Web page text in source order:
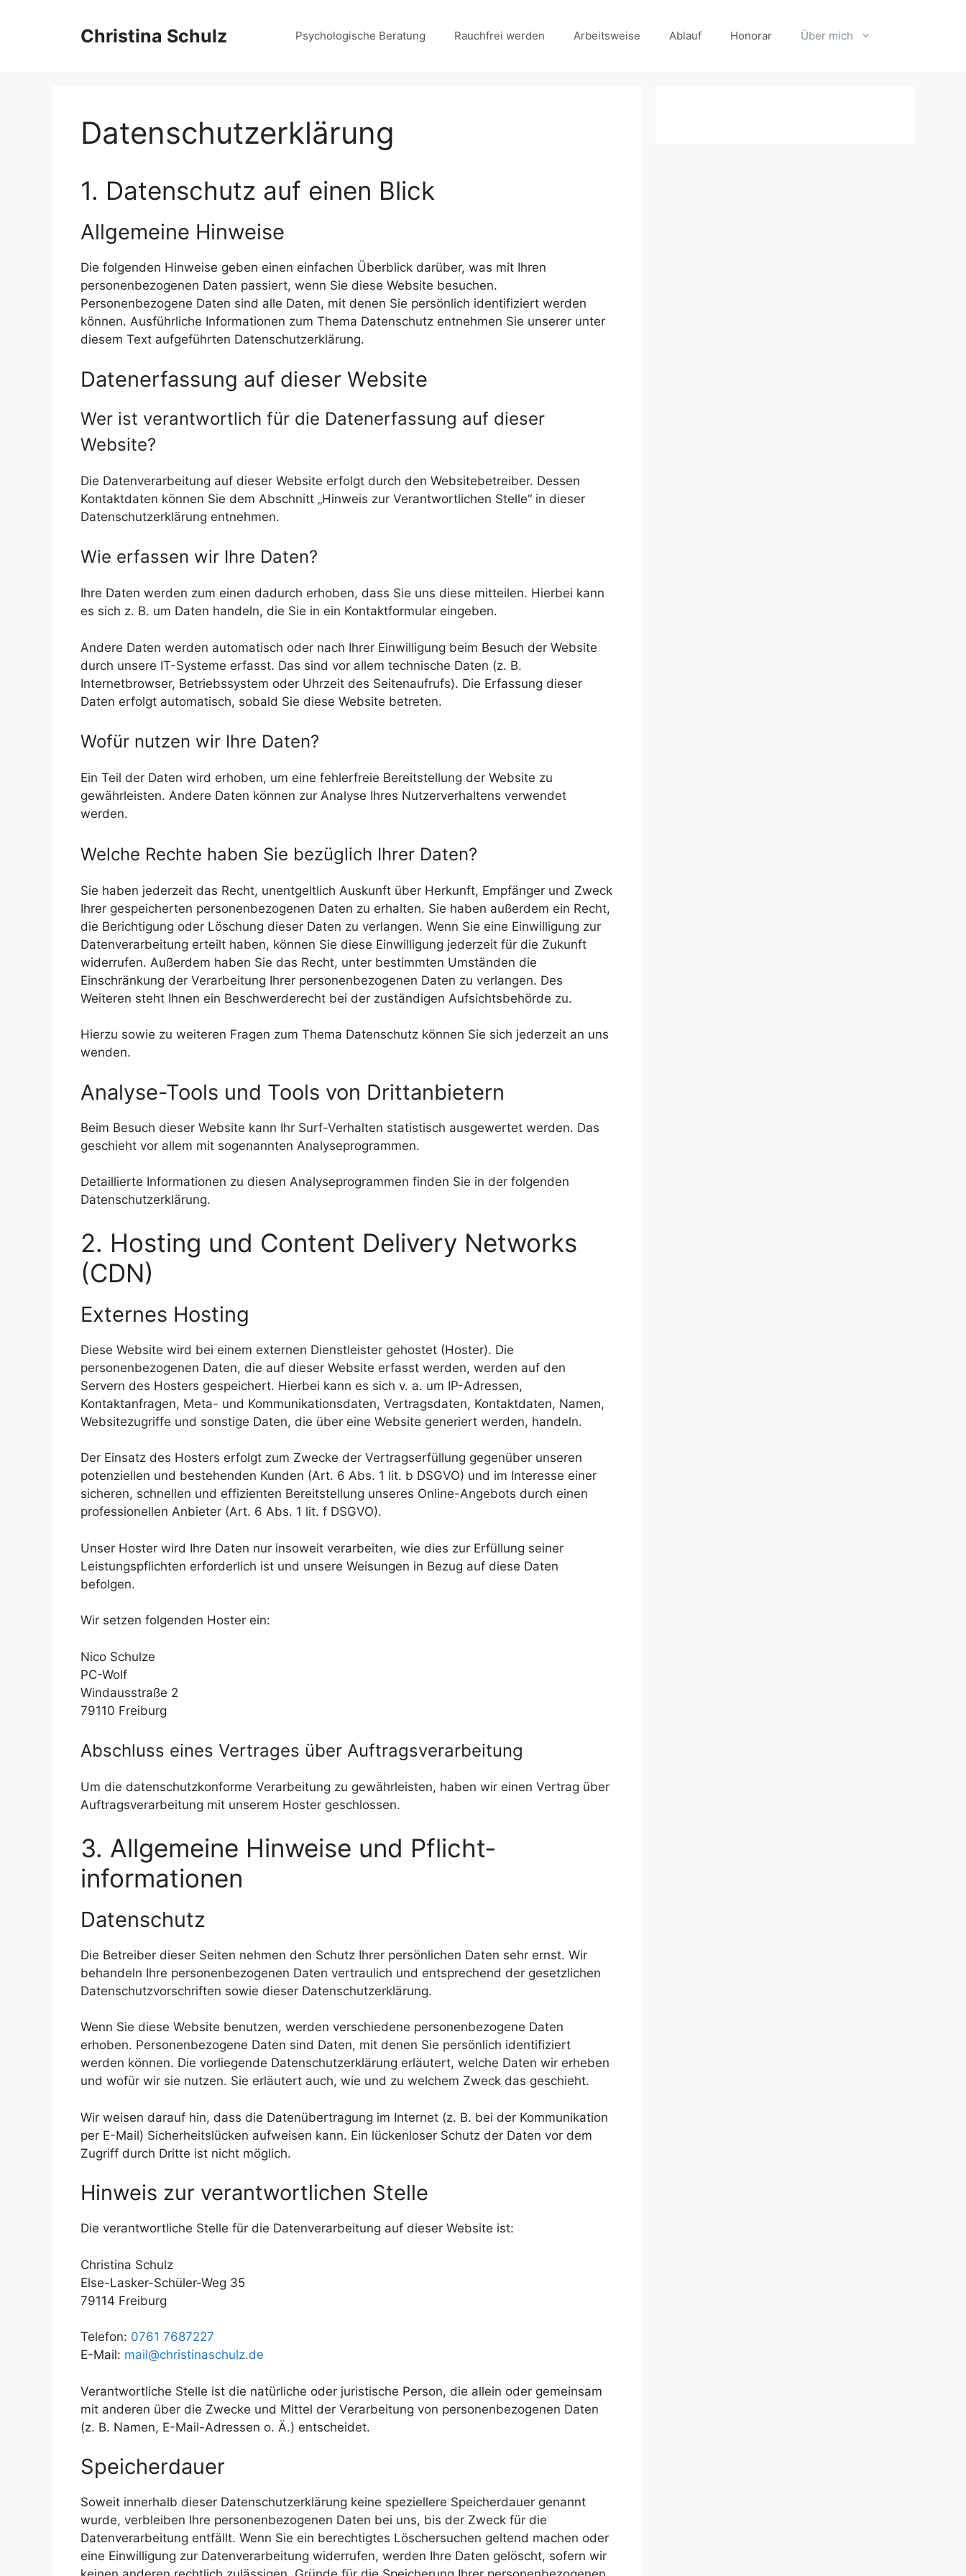
Christina Schulz Psychologische Beratung Rauchfrei werden Arbeitsweise Ablauf Honorar Über mich
Datenschutzerklärung
1. Datenschutz auf einen Blick
Allgemeine Hinweise
Die folgenden Hinweise geben einen einfachen Überblick darüber, was mit Ihren
personenbezogenen Daten passiert, wenn Sie diese Website besuchen.
Personenbezogene Daten sind alle Daten, mit denen Sie persönlich identifiziert werden
können. Ausführliche Informationen zum Thema Datenschutz entnehmen Sie unserer unter
diesem Text aufgeführten Datenschutzerklärung.
Datenerfassung auf dieser Website
Wer ist verantwortlich für die Datenerfassung auf dieser
Website?
Die Datenverarbeitung auf dieser Website erfolgt durch den Websitebetreiber. Dessen
Kontaktdaten können Sie dem Abschnitt „Hinweis zur Verantwortlichen Stelle“ in dieser
Datenschutzerklärung entnehmen.
Wie erfassen wir Ihre Daten?
Ihre Daten werden zum einen dadurch erhoben, dass Sie uns diese mitteilen. Hierbei kann
es sich z. B. um Daten handeln, die Sie in ein Kontaktformular eingeben.
Andere Daten werden automatisch oder nach Ihrer Einwilligung beim Besuch der Website
durch unsere IT-Systeme erfasst. Das sind vor allem technische Daten (z. B.
Internetbrowser, Betriebssystem oder Uhrzeit des Seitenaufrufs). Die Erfassung dieser
Daten erfolgt automatisch, sobald Sie diese Website betreten.
Wofür nutzen wir Ihre Daten?
Ein Teil der Daten wird erhoben, um eine fehlerfreie Bereitstellung der Website zu
gewährleisten. Andere Daten können zur Analyse Ihres Nutzerverhaltens verwendet
werden.
Welche Rechte haben Sie bezüglich Ihrer Daten?
Sie haben jederzeit das Recht, unentgeltlich Auskunft über Herkunft, Empfänger und Zweck
Ihrer gespeicherten personenbezogenen Daten zu erhalten. Sie haben außerdem ein Recht,
die Berichtigung oder Löschung dieser Daten zu verlangen. Wenn Sie eine Einwilligung zur
Datenverarbeitung erteilt haben, können Sie diese Einwilligung jederzeit für die Zukunft
widerrufen. Außerdem haben Sie das Recht, unter bestimmten Umständen die
Einschränkung der Verarbeitung Ihrer personenbezogenen Daten zu verlangen. Des
Weiteren steht Ihnen ein Beschwerderecht bei der zuständigen Aufsichtsbehörde zu.
Hierzu sowie zu weiteren Fragen zum Thema Datenschutz können Sie sich jederzeit an uns
wenden.
Analyse-Tools und Tools von Dritt­anbietern
Beim Besuch dieser Website kann Ihr Surf-Verhalten statistisch ausgewertet werden. Das
geschieht vor allem mit sogenannten Analyseprogrammen.
Detaillierte Informationen zu diesen Analyseprogrammen finden Sie in der folgenden
Datenschutzerklärung.
2. Hosting und Content Delivery Networks
(CDN)
Externes Hosting
Diese Website wird bei einem externen Dienstleister gehostet (Hoster). Die
personenbezogenen Daten, die auf dieser Website erfasst werden, werden auf den
Servern des Hosters gespeichert. Hierbei kann es sich v. a. um IP-Adressen,
Kontaktanfragen, Meta- und Kommunikationsdaten, Vertragsdaten, Kontaktdaten, Namen,
Websitezugriffe und sonstige Daten, die über eine Website generiert werden, handeln.
Der Einsatz des Hosters erfolgt zum Zwecke der Vertragserfüllung gegenüber unseren
potenziellen und bestehenden Kunden (Art. 6 Abs. 1 lit. b DSGVO) und im Interesse einer
sicheren, schnellen und effizienten Bereitstellung unseres Online-Angebots durch einen
professionellen Anbieter (Art. 6 Abs. 1 lit. f DSGVO).
Unser Hoster wird Ihre Daten nur insoweit verarbeiten, wie dies zur Erfüllung seiner
Leistungspflichten erforderlich ist und unsere Weisungen in Bezug auf diese Daten
befolgen.
Wir setzen folgenden Hoster ein:
Nico Schulze
PC-Wolf
Windausstraße 2
79110 Freiburg
Abschluss eines Vertrages über Auftragsverarbeitung
Um die datenschutzkonforme Verarbeitung zu gewährleisten, haben wir einen Vertrag über
Auftragsverarbeitung mit unserem Hoster geschlossen.
3. Allgemeine Hinweise und Pflicht­
informationen
Datenschutz
Die Betreiber dieser Seiten nehmen den Schutz Ihrer persönlichen Daten sehr ernst. Wir
behandeln Ihre personenbezogenen Daten vertraulich und entsprechend der gesetzlichen
Datenschutzvorschriften sowie dieser Datenschutzerklärung.
Wenn Sie diese Website benutzen, werden verschiedene personenbezogene Daten
erhoben. Personenbezogene Daten sind Daten, mit denen Sie persönlich identifiziert
werden können. Die vorliegende Datenschutzerklärung erläutert, welche Daten wir erheben
und wofür wir sie nutzen. Sie erläutert auch, wie und zu welchem Zweck das geschieht.
Wir weisen darauf hin, dass die Datenübertragung im Internet (z. B. bei der Kommunikation
per E-Mail) Sicherheitslücken aufweisen kann. Ein lückenloser Schutz der Daten vor dem
Zugriff durch Dritte ist nicht möglich.
Hinweis zur verantwortlichen Stelle
Die verantwortliche Stelle für die Datenverarbeitung auf dieser Website ist:
Christina Schulz
Else-Lasker-Schüler-Weg 35
79114 Freiburg
Telefon: 0761 7687227
E-Mail: mail@christinaschulz.de
Verantwortliche Stelle ist die natürliche oder juristische Person, die allein oder gemeinsam
mit anderen über die Zwecke und Mittel der Verarbeitung von personenbezogenen Daten
(z. B. Namen, E-Mail-Adressen o. Ä.) entscheidet.
Speicherdauer
Soweit innerhalb dieser Datenschutzerklärung keine speziellere Speicherdauer genannt
wurde, verbleiben Ihre personenbezogenen Daten bei uns, bis der Zweck für die
Datenverarbeitung entfällt. Wenn Sie ein berechtigtes Löschersuchen geltend machen oder
eine Einwilligung zur Datenverarbeitung widerrufen, werden Ihre Daten gelöscht, sofern wir